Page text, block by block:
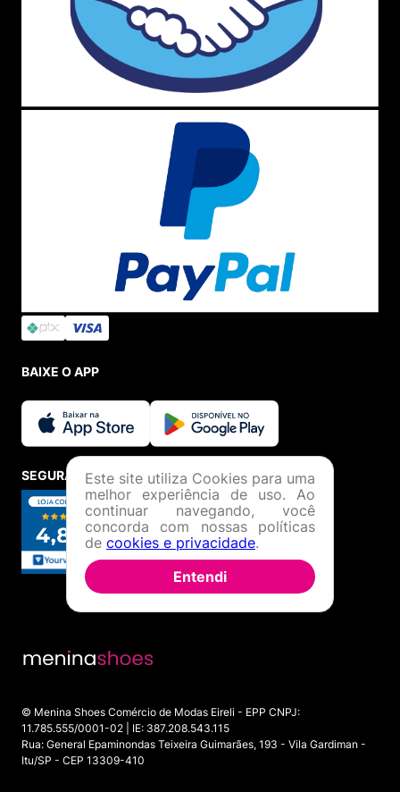
BAIXE O APP
SEGURANÇA E CREDIBILIDADE
© Menina Shoes Comércio de Modas Eireli - EPP CNPJ:
11.785.555/0001-02 | IE: 387.208.543.115
Rua: General Epaminondas Teixeira Guimarães, 193 - Vila Gardiman -
Itu/SP - CEP 13309-410
Este site utiliza Cookies para uma
melhor experiência de uso. Ao
continuar navegando, você
concorda com nossas políticas
de cookies e privacidade.
Entendi